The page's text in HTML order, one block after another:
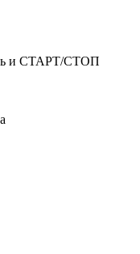
и СТАРТ/СТОП